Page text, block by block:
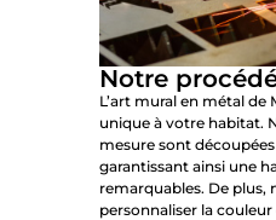
Notre
L’art mural en métal de
unique à votre habitat.
mesure sont
garantissant ainsi une
remarquables. De plus,
personnaliser la